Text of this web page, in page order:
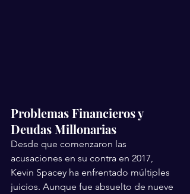
Problemas Financieros y
Deudas Millonarias
Desde que comenzaron las
acusaciones en su contra en 2017,
Kevin Spacey ha enfrentado múltiples
juicios. Aunque fue absuelto de nueve